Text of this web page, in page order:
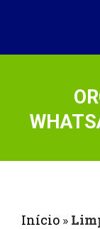
Início »